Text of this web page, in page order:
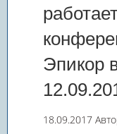
Эпикор
18.09.2017